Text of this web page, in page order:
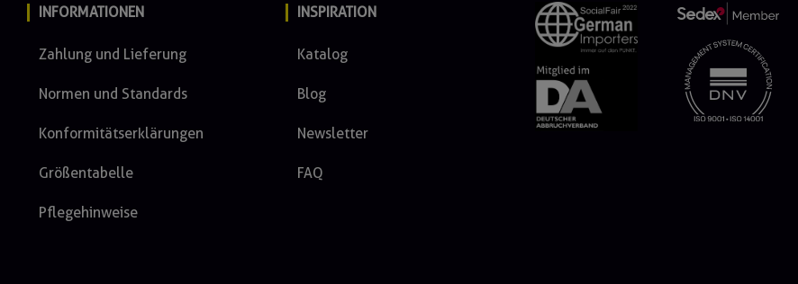
INFORMATIONEN
Zahlung und Lieferung
Normen und Standards
Konformitätserklärungen
Größentabelle
Pflegehinweise
INSPIRATION
Katalog
Blog
Newsletter
FAQ